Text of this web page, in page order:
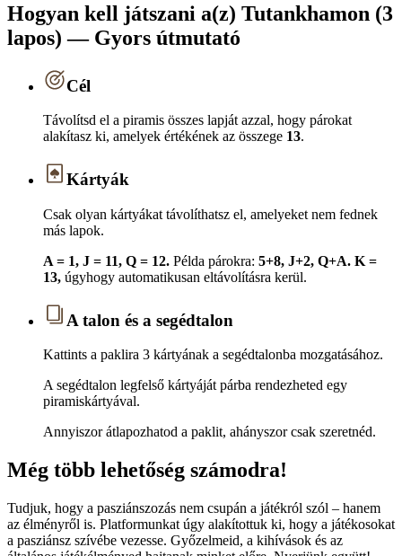
Hogyan kell játszani a(z) Tutankhamon (3
lapos) — Gyors útmutató
Cél
Távolítsd el a piramis összes lapját azzal, hogy párokat
alakítasz ki, amelyek értékének az összege 13.
Kártyák
Csak olyan kártyákat távolíthatsz el, amelyeket nem fednek
más lapok.
A = 1, J = 11, Q = 12. Példa párokra: 5+8, J+2, Q+A. K =
13, úgyhogy automatikusan eltávolításra kerül.
A talon és a segédtalon
Kattints a paklira 3 kártyának a segédtalonba mozgatásához.
A segédtalon legfelső kártyáját párba rendezheted egy
piramiskártyával.
Annyiszor átlapozhatod a paklit, ahányszor csak szeretnéd.
Még több lehetőség számodra!
Tudjuk, hogy a pasziánszozás nem csupán a játékról szól – hanem
az élményről is. Platformunkat úgy alakítottuk ki, hogy a játékosokat
a pasziánsz szívébe vezesse. Győzelmeid, a kihívások és az